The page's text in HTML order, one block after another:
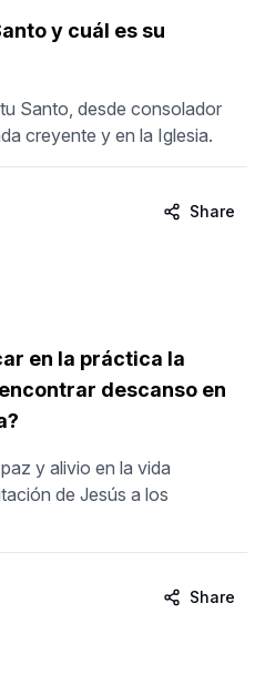
y cuál es su
Santo, desde consolador
creyente y en la Iglesia.
Share
en la práctica la
descanso en
y alivio en la vida
de Jesús a los
Share